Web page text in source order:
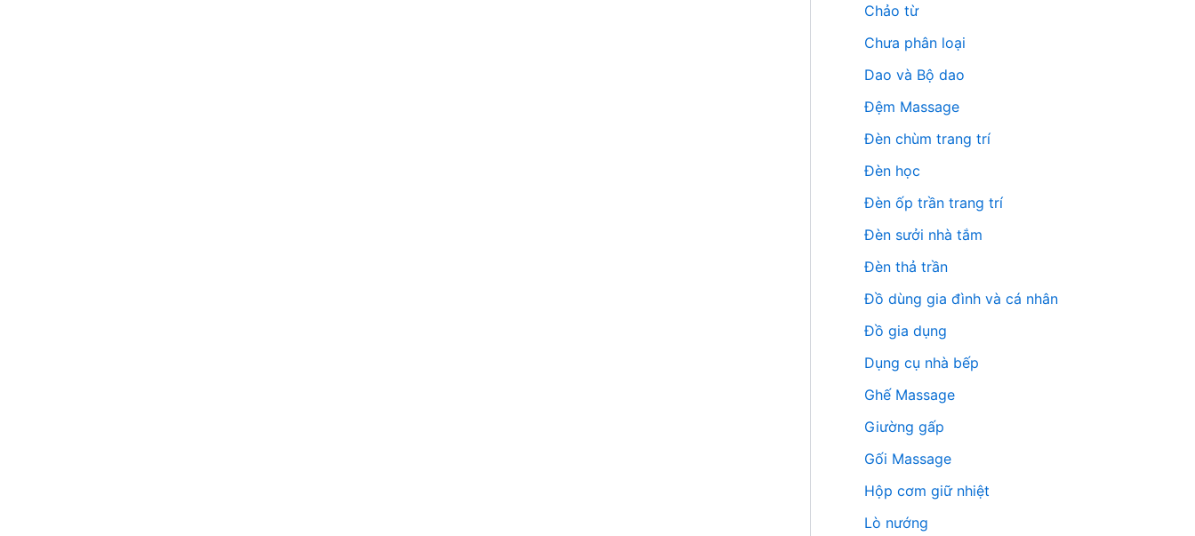
Chảo từ
Chưa phân loại
Dao và Bộ dao
Đệm Massage
Đèn chùm trang trí
Đèn học
Đèn ốp trần trang trí
Đèn sưởi nhà tắm
Đèn thả trần
Đồ dùng gia đình và cá nhân
Đồ gia dụng
Dụng cụ nhà bếp
Ghế Massage
Giường gấp
Gối Massage
Hộp cơm giữ nhiệt
Lò nướng